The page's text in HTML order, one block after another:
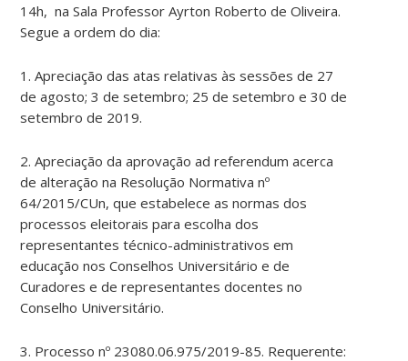
14h, na Sala Professor Ayrton Roberto de Oliveira.
Segue a ordem do dia:
1. Apreciação das atas relativas às sessões de 27
de agosto; 3 de setembro; 25 de setembro e 30 de
setembro de 2019.
2. Apreciação da aprovação ad referendum acerca
de alteração na Resolução Normativa nº
64/2015/CUn, que estabelece as normas dos
processos eleitorais para escolha dos
representantes técnico-administrativos em
educação nos Conselhos Universitário e de
Curadores e de representantes docentes no
Conselho Universitário.
3. Processo nº 23080.06.975/2019-85. Requerente: